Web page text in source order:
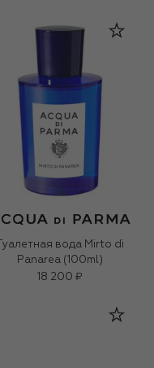
Туалетная вода Mirto di
Panarea (100ml)
18 200 ₽